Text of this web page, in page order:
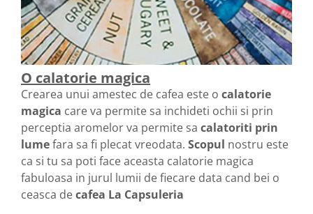
O calatorie magica
Crearea unui amestec de cafea este o calatorie
magica care va permite sa inchideti ochii si prin
perceptia aromelor va permite sa calatoriti prin
lumefara sa fi plecat vreodata. Scopul nostru este
ca si tu sa poti face aceasta calatorie magica
fabuloasa in jurul lumii de fiecare data cand bei o
ceasca decafea La Capsuleria